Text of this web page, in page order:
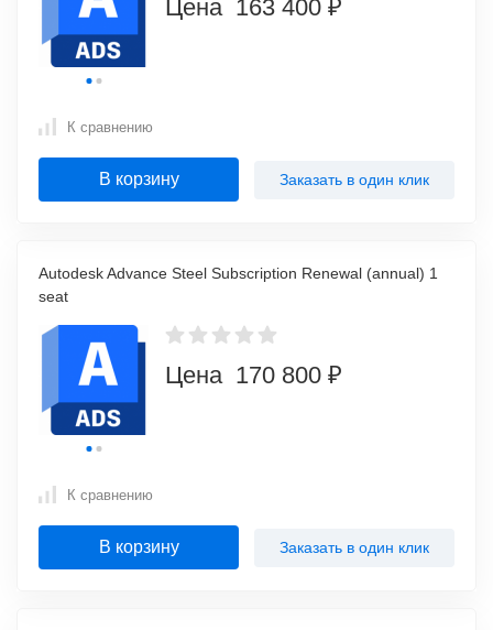
Цена 163 400 ₽
К сравнению
В корзину Заказать в один клик
Autodesk Advance Steel Subscription Renewal (annual) 1
seat
Цена 170 800 ₽
К сравнению
В корзину Заказать в один клик